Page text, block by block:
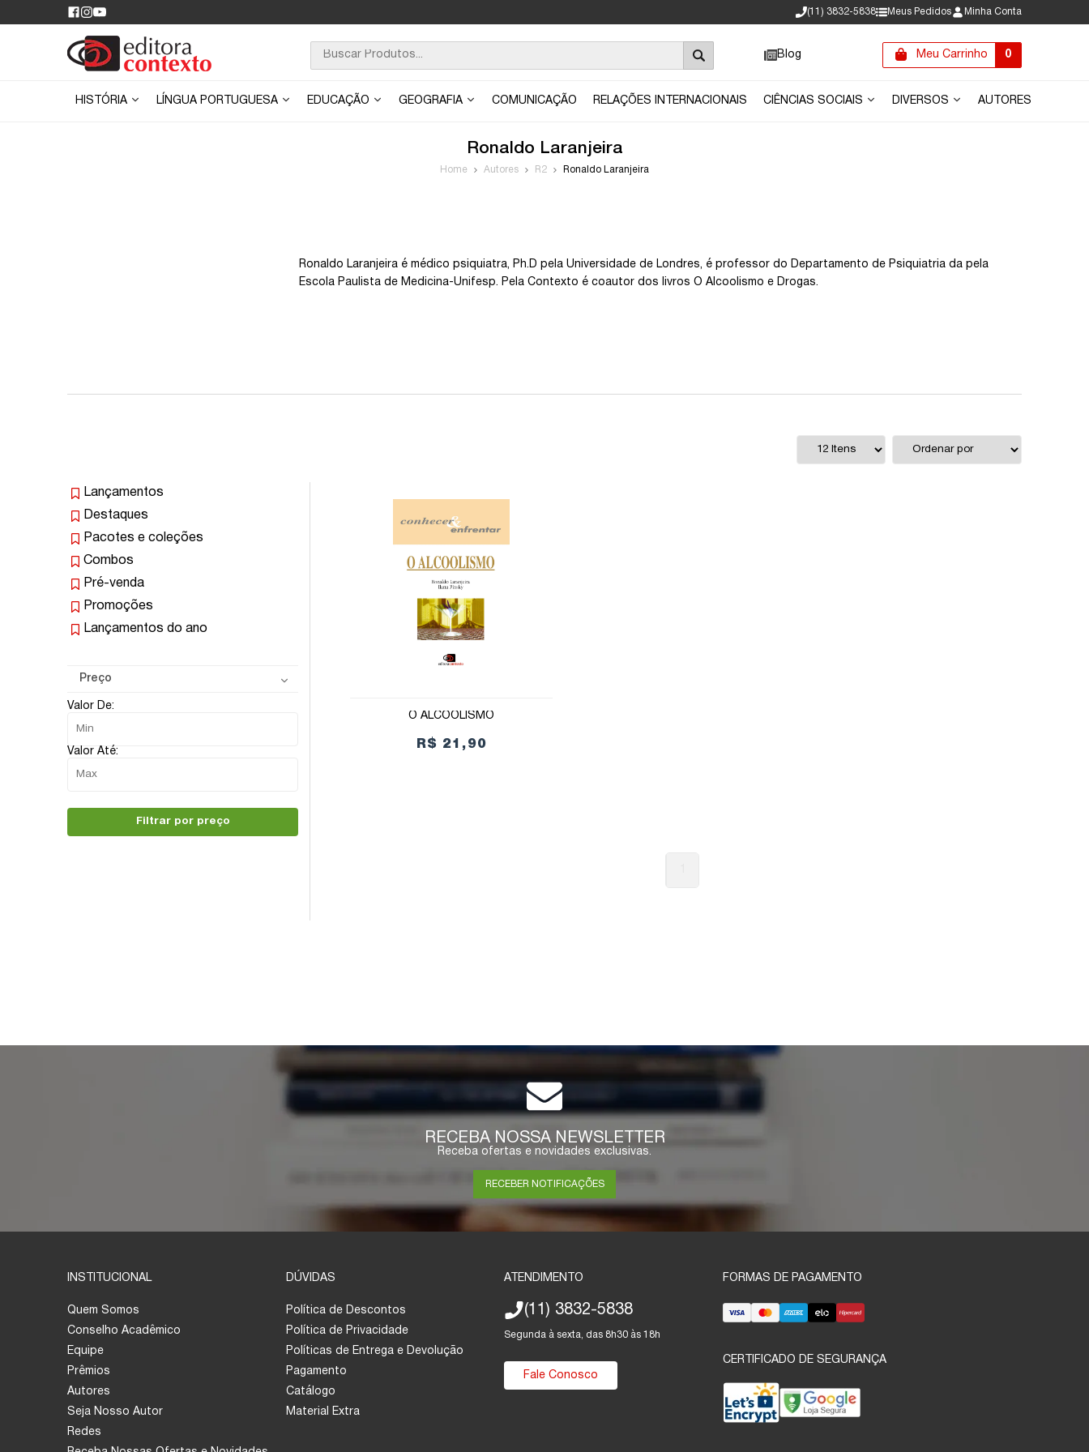
(11) 3832-5838 Meus Pedidos Minha Conta
Blog Meu Carrinho 0
HISTÓRIA LÍNGUA PORTUGUESA EDUCAÇÃO GEOGRAFIA COMUNICAÇÃO RELAÇÕES INTERNACIONAIS CIÊNCIAS SOCIAIS DIVERSOS AUTORES
Ronaldo Laranjeira
Home Autores R2 Ronaldo Laranjeira
Ronaldo Laranjeira é médico psiquiatra, Ph.D pela Universidade de Londres, é professor do Departamento de Psiquiatria da pela
Escola Paulista de Medicina-Unifesp. Pela Contexto é coautor dos livros O Alcoolismo e Drogas.
Lançamentos
Destaques
Pacotes e coleções
Combos
Pré-venda
Promoções
Lançamentos do ano
Preço
Valor De:
Valor Até:
Filtrar por preço
O ALCOOLISMO
R$ 21,90
RECEBA NOSSA NEWSLETTER
Receba ofertas e novidades exclusivas.
RECEBER NOTIFICAÇÕES
INSTITUCIONAL
Quem Somos
Conselho Acadêmico
Equipe
Prêmios
Autores
Seja Nosso Autor
Redes
DÚVIDAS
Política de Descontos
Política de Privacidade
Políticas de Entrega e Devolução
Pagamento
Catálogo
Material Extra
ATENDIMENTO
(11) 3832-5838
Segunda à sexta, das 8h30 às 18h
Fale Conosco
FORMAS DE PAGAMENTO
CERTIFICADO DE SEGURANÇA